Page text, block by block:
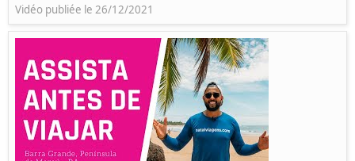
Vidéo publiée le 26/12/2021